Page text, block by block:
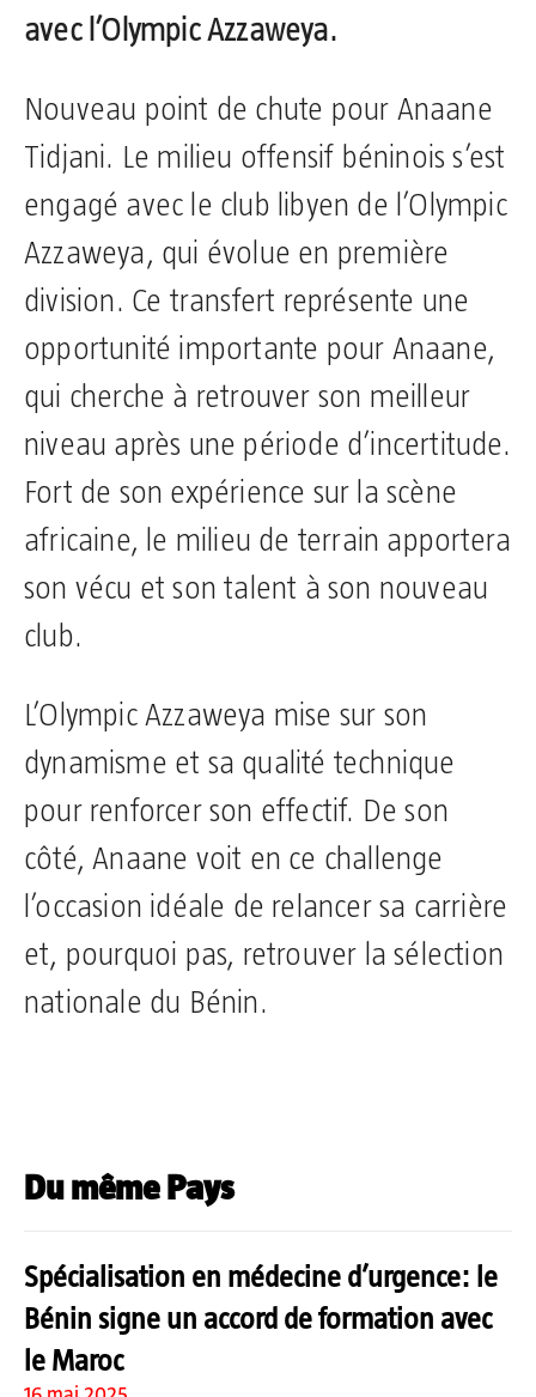
avec l’Olympic Azzaweya.
Nouveau point de chute pour Anaane
Tidjani. Le milieu offensif béninois s’est
engagé avec le club libyen de l’Olympic
Azzaweya, qui évolue en première
division. Ce transfert représente une
opportunité importante pour Anaane,
qui cherche à retrouver son meilleur
niveau après une période d’incertitude.
Fort de son expérience sur la scène
africaine, le milieu de terrain apportera
son vécu et son talent à son nouveau
club.
L’Olympic Azzaweya mise sur son
dynamisme et sa qualité technique
pour renforcer son effectif. De son
côté, Anaane voit en ce challenge
l’occasion idéale de relancer sa carrière
et, pourquoi pas, retrouver la sélection
nationale du Bénin.
Du même Pays
Spécialisation en médecine d’urgence: le
Bénin signe un accord de formation avec
le Maroc